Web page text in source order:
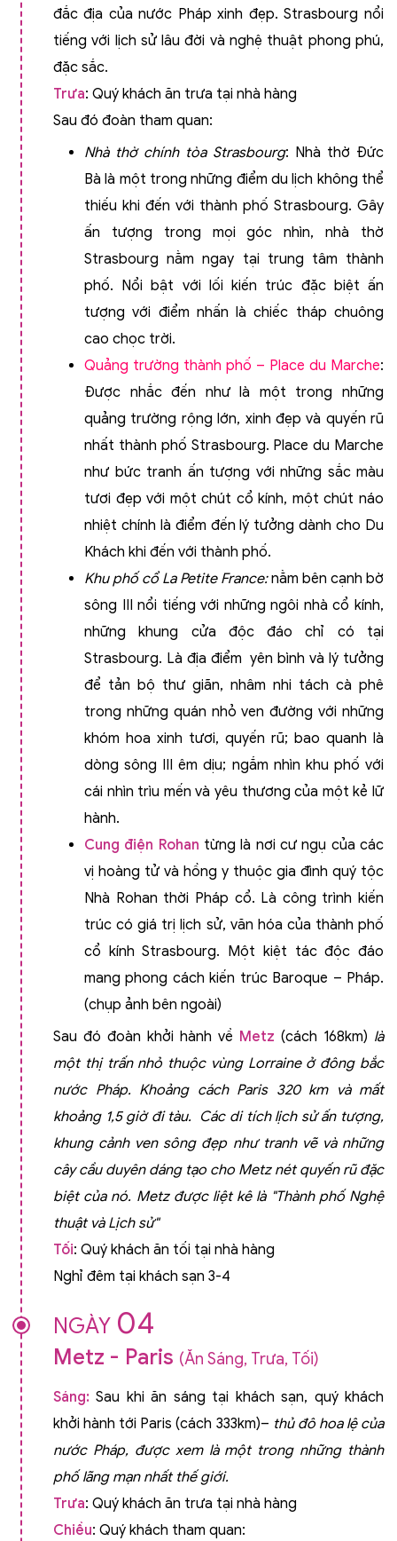
đắc địa của nước Pháp xinh đẹp. Strasbourg nổi
tiếng với lịch sử lâu đời và nghệ thuật phong phú,
đặc sắc.
Trưa: Quý khách ăn trưa tại nhà hàng
Sau đó đoàn tham quan:
Nhà thờ chính tòa Strasbourg: Nhà thờ Đức
Bà là một trong những điểm du lịch không thể
thiếu khi đến với thành phố Strasbourg. Gây
ấn tượng trong mọi góc nhìn, nhà thờ
Strasbourg nằm ngay tại trung tâm thành
phố. Nổi bật với lối kiến trúc đặc biệt ấn
tượng với điểm nhấn là chiếc tháp chuông
cao chọc trời.
Quảng trường thành phố – Place du Marche:
Được nhắc đến như là một trong những
quảng trường rộng lớn, xinh đẹp và quyến rũ
nhất thành phố Strasbourg. Place du Marche
như bức tranh ấn tượng với những sắc màu
tươi đẹp với một chút cổ kính, một chút náo
nhiệt chính là điểm đến lý tưởng dành cho Du
Khách khi đến với thành phố.
Khu phố cổ La Petite France:nằm bên cạnh bờ
sông III nổi tiếng với những ngôi nhà cổ kính,
những khung cửa độc đáo chỉ có tại
Strasbourg. Là địa điểm yên bình và lý tưởng
để tản bộ thư giãn, nhâm nhi tách cà phê
trong những quán nhỏ ven đường với những
khóm hoa xinh tươi, quyến rũ; bao quanh là
dòng sông III êm dịu; ngắm nhìn khu phố với
cái nhìn trìu mến và yêu thương của một kẻ lữ
hành.
Cung điện Rohan từng là nơi cư ngụ của các
vị hoàng tử và hồng y thuộc gia đình quý tộc
Nhà Rohan thời Pháp cổ. Là công trình kiến
trúc có giá trị lịch sử, văn hóa của thành phố
cổ kính Strasbourg. Một kiệt tác độc đáo
mang phong cách kiến trúc Baroque – Pháp.
(chụp ảnh bên ngoài)
Sau đó đoàn khởi hành về Metz (cách 168km) là
một thị trấn nhỏ thuộc vùng Lorraine ở đông bắc
nước Pháp. Khoảng cách Paris 320 km và mất
khoảng 1,5 giờ đi tàu. Các di tích lịch sử ấn tượng,
khung cảnh ven sông đẹp như tranh vẽ và những
cây cầu duyên dáng tạo cho Metz nét quyến rũ đặc
biệt của nó. Metz được liệt kê là "Thành phố Nghệ
thuật và Lịch sử"
Tối: Quý khách ăn tối tại nhà hàng
Nghỉ đêm tại khách sạn 3-4
NGÀY 04
Metz - Paris (Ăn Sáng, Trưa, Tối)
Sáng: Sau khi ăn sáng tại khách sạn, quý khách
khởi hành tới Paris (cách 333km)– thủ đô hoa lệ của
nước Pháp, được xem là một trong những thành
phố lãng mạn nhất thế giới.
Trưa: Quý khách ăn trưa tại nhà hàng
Chiều: Quý khách tham quan: